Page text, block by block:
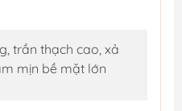
trần thạch cao, xả
mịn bề mặt lớn